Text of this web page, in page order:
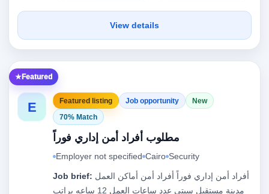
View details
Featured
E Featured listing Job opportunity
New
70% Match
مطلوب أفراد أمن إداري فوراً
Employer not specified Cairo Security
Job brief:
مدينة مستقبل سيتي عدد ساعات العمل 12 ساعه براتب